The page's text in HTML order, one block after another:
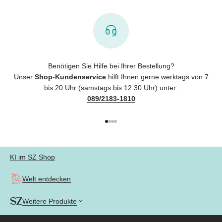
Benötigen Sie Hilfe bei Ihrer Bestellung?
Unser Shop-Kundenservicehilft Ihnen gerne werktags von 7
bis 20 Uhr (samstags bis 12:30 Uhr) unter:
089/2183-1810
KI im SZ Shop
Welt entdecken
Weitere Produkte